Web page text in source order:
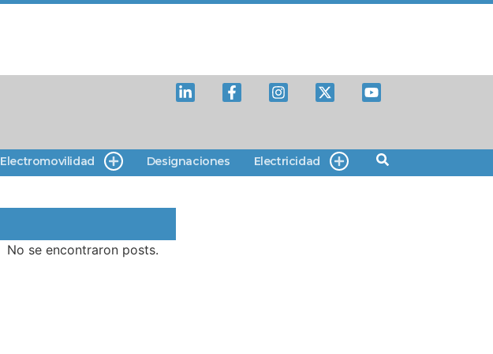
Electromovilidad Designaciones Electricidad
No se encontraron posts.